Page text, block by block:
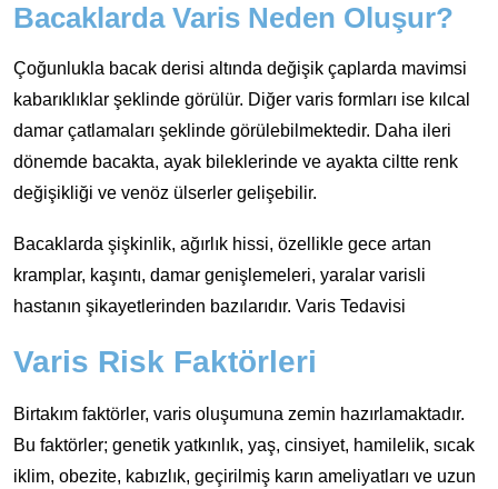
Bacaklarda Varis Neden Oluşur?
Çoğunlukla bacak derisi altında değişik çaplarda mavimsi
kabarıklıklar şeklinde görülür. Diğer varis formları ise kılcal
damar çatlamaları şeklinde görülebilmektedir. Daha ileri
dönemde bacakta, ayak bileklerinde ve ayakta ciltte renk
değişikliği ve venöz ülserler gelişebilir.
Bacaklarda şişkinlik, ağırlık hissi, özellikle gece artan
kramplar, kaşıntı, damar genişlemeleri, yaralar varisli
hastanın şikayetlerinden bazılarıdır. Varis Tedavisi
Varis Risk Faktörleri
Birtakım faktörler, varis oluşumuna zemin hazırlamaktadır.
Bu faktörler; genetik yatkınlık, yaş, cinsiyet, hamilelik, sıcak
iklim, obezite, kabızlık, geçirilmiş karın ameliyatları ve uzun